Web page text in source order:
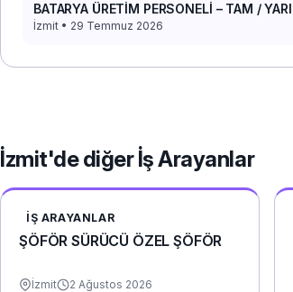
BATARYA ÜRETİM PERSONELİ – TAM / YARI
ZAMANLI (YEMEK+YOL)
İzmit • 29 Temmuz 2026
İzmit'de diğer İş Arayanlar
İŞ ARAYANLAR
ŞÖFÖR SÜRÜCÜ ÖZEL ŞÖFÖR
İzmit 2 Ağustos 2026